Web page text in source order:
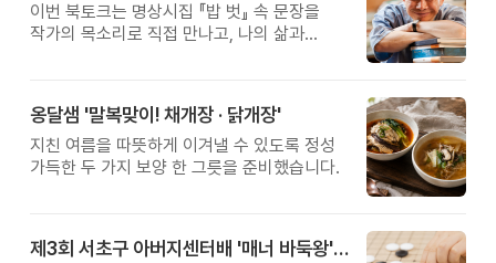
이번 북토크는 명상시집 『밥 벗』 속 문장을
작가의 목소리로 직접 만나고, 나의 삶과
옹달샘 '말복맞이! 채개장 · 닭개장'
지친 여름을 따뜻하게 이겨낼 수 있도록 정성
가득한 두 가지 보양 한 그릇을 준비했습니다.
제3회 서초구 아버지센터배 '매너 바둑왕' 대회